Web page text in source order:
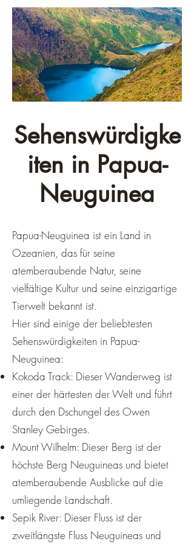
Sehenswürdigke
iten in Papua-
Neuguinea
Papua-Neuguinea ist ein Land in
Ozeanien, das für seine
atemberaubende Natur, seine
vielfältige Kultur und seine einzigartige
Tierwelt bekannt ist.
Hier sind einige der beliebtesten
Sehenswürdigkeiten in Papua-
Neuguinea:
Kokoda Track: Dieser Wanderweg ist
einer der härtesten der Welt und führt
durch den Dschungel des Owen
Stanley Gebirges.
Mount Wilhelm: Dieser Berg ist der
höchste Berg Neuguineas und bietet
atemberaubende Ausblicke auf die
umliegende Landschaft.
Sepik River: Dieser Fluss ist der
zweitlängste Fluss Neuguineas und